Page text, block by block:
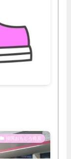
韓国おもしろ発見